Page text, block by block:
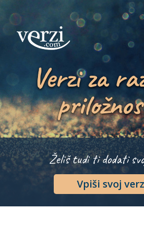
Verzi za
Želiš tudi ti dodati
Vpiši svoj verz